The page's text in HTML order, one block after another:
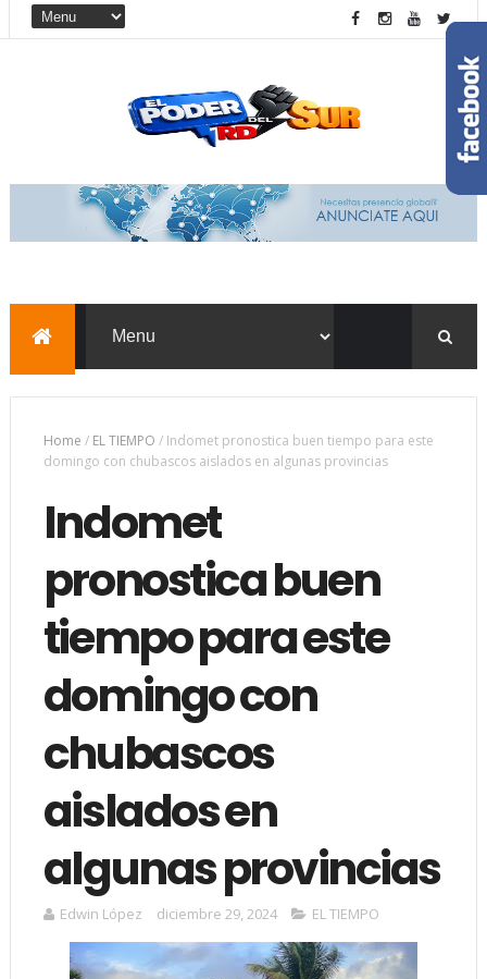
Home / EL TIEMPO / Indomet pronostica buen tiempo para este
domingo con chubascos aislados en algunas provincias
Indomet
pronostica buen
tiempo para este
domingo con
chubascos
aislados en
algunas provincias
Edwin López diciembre 29, 2024 EL TIEMPO